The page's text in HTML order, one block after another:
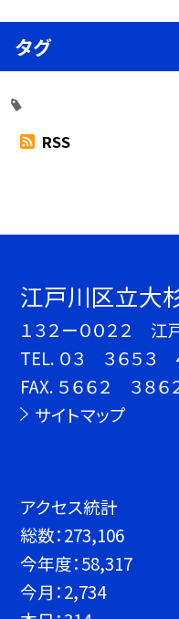
タグ
RSS
江戸川区立大
１３２ー００２２ 江
TEL. ０３ ３６５３
FAX. ５６６２ ３８６
サイトマップ
アクセス統計
総数：273,106
今年度：58,317
今月：2,734